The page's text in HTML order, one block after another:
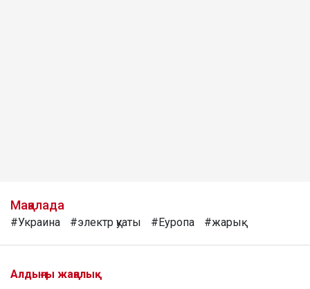
Мақалада
#Украина #электр қуаты #Еуропа #жарық
Алдыңғы жаңалық